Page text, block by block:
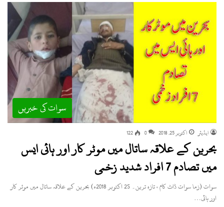
سوات کی خبریں
ایڈیٹر اکتوبر 25, 2018 0
122
بحرین کے علاقہ ساتال میں موٹر کار اور ہائی ایس
میں تصادم 7 افراد شدید زخمی
سوات (زما سوات ڈاٹ کام ، تازہ ترین۔ 25 اکتوبر 2018ء) بحرین کے علاقہ ساتال میں موٹر کار
اور ہائی…